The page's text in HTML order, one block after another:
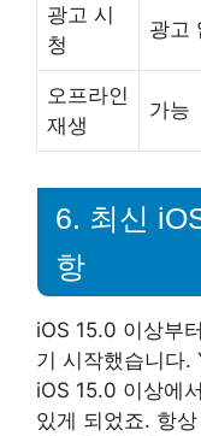
광고 시
청
광고
오프라인
재생
가능
6. 최신
항
iOS 15.0 이상부
기 시작했습니다.
iOS 15.0 이상에
있게 되었죠. 항